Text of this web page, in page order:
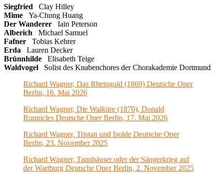
Siegfried Clay Hilley
Mime Ya-Chung Huang
Der Wanderer
Iain Peterson
Alberich Michael Samuel
Fafner Tobias Kehrer
Erda
Lauren Decker
Brünnhilde Elisabeth Teige
Waldvogel Solist des Knabenchores der Chorakademie Dortmund
Richard Wagner, Das Rheingold (1869) Deutsche Oper
Berlin, 16. Mai 2026
Richard Wagner, Die Walküre (1870), Donald
Runnicles Deutsche Oper Berlin, 17. Mai 2026
Richard Wagner, Tristan und Isolde Deutsche Oper
Berlin, 23. November 2025
Richard Wagner, Tannhäuser oder der Sängerkrieg auf
der Wartburg Deutsche Oper Berlin, 2. November 2025